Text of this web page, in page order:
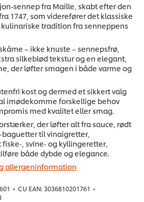
sennep fra Maille, skabt efter den
1747, som viderefører det klassiske
tradition fra senneppens
– ikke knuste – sennepsfrø,
silkeblød tekstur og en elegant,
der løfter smagen i både varme og
kost og dermed et sikkert valg
imødekomme forskellige behov
med kvalitet eller smag.
der løfter alt fra sauce, rødt
til vinaigretter,
svine‑ og kyllingeretter,
både dybde og elegance.
allergeninformation
• CU EAN: 3036810201761 •